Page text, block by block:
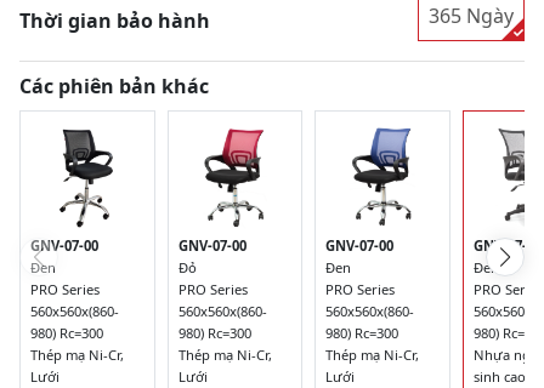
Thời gian bảo hành 365 Ngày
Các phiên bản khác
GNV-07-00
Đen
PRO Series
560x560x(860-
980) Rc=300
Thép mạ Ni-Cr,
Lưới
GNV-07-00
Đỏ
PRO Series
560x560x(860-
980) Rc=300
Thép mạ Ni-Cr,
Lưới
GNV-07-00
Đen
PRO Series
560x560x(860-
980) Rc=300
Thép mạ Ni-Cr,
Lưới
GNV-07-01
Đen
PRO Series
980)
Nhựa
sinh cao